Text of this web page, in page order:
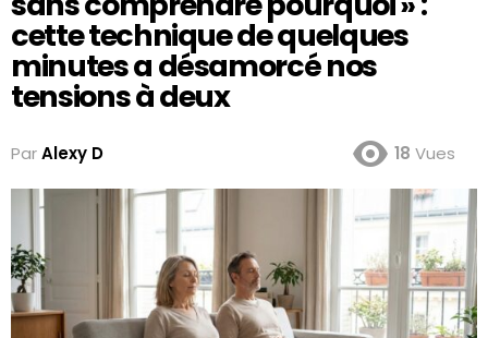
cette technique de quelques
minutes a désamorcé nos
tensions à deux
ParAlexy D 18 Vues